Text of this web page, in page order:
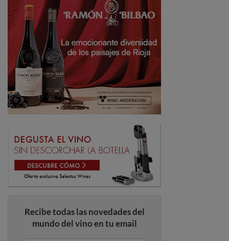
Recibe todas las novedades del
mundo del vino en tu email